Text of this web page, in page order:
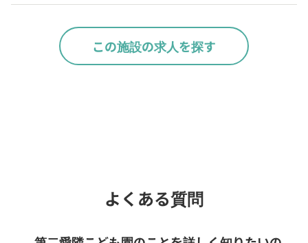
この施設の求人を探す
よくある質問